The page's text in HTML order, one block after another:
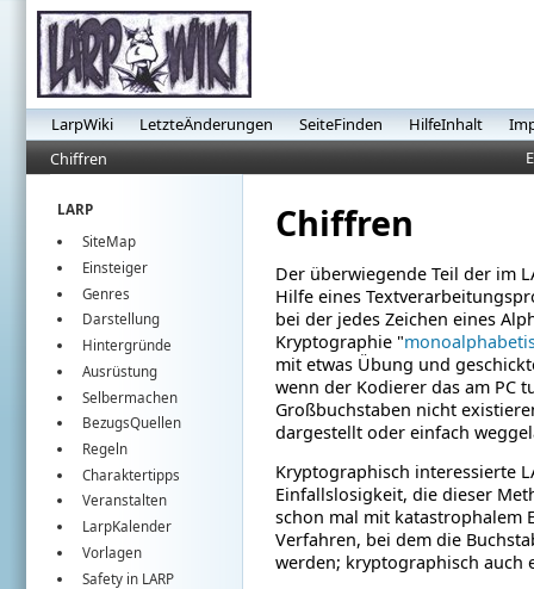
LarpWiki LetzteÄnderungen SeiteFinden HilfeInhalt
Chiffren
LARP
SiteMap
Einsteiger
Genres
Darstellung
Hintergründe
Ausrüstung
Selbermachen
BezugsQuellen
Regeln
Charaktertipps
Veranstalten
LarpKalender
Vorlagen
Safety in LARP
Chiffren
Der überwiegende Teil der im
Hilfe eines
bei der jedes Zeichen eines
Kryptographie "
mit etwas Übung und
wenn der Kodierer das am
Großbuchstaben nicht
dargestellt oder einfach
Kryptographisch interessierte
Einfallslosigkeit, die dieser
schon mal mit katastrophalem
Verfahren, bei dem die
werden; kryptographisch auch